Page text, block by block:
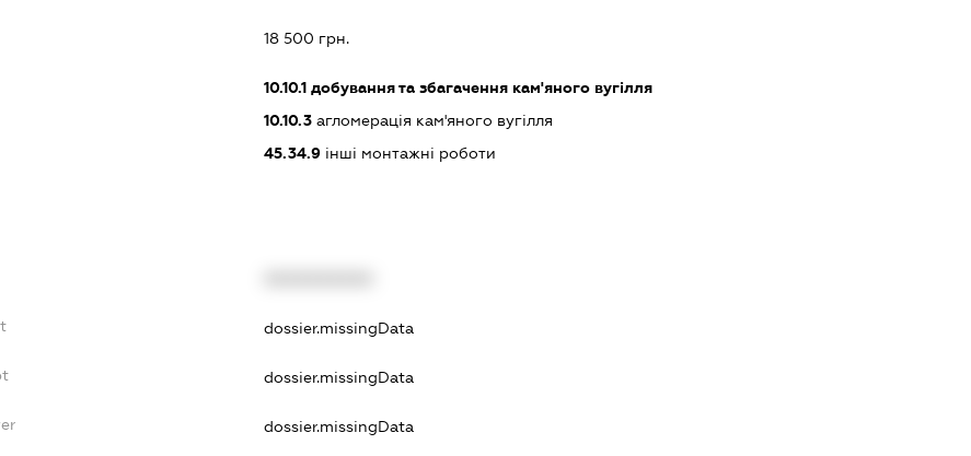
18 500 грн.
10.10.1 добування та збагачення кам'яного вугілля
10.10.3 агломерація кам'яного вугілля
45.34.9 інші монтажні роботи
dossier.missingData
dossier.missingData
dossier.missingData